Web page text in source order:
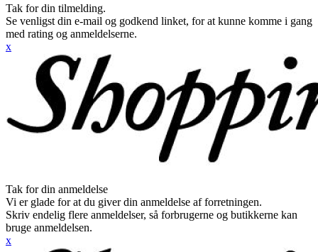
Tak for din tilmelding.
Se venligst din e-mail og godkend linket, for at kunne komme i gang
med rating og anmeldelserne.
x
Tak for din anmeldelse
Vi er glade for at du giver din anmeldelse af forretningen.
Skriv endelig flere anmeldelser, så forbrugerne og butikkerne kan
bruge anmeldelsen.
x